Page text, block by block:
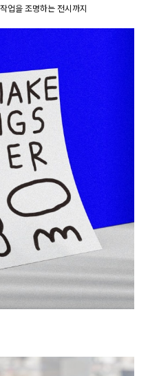
업을 조명하는 전시까지